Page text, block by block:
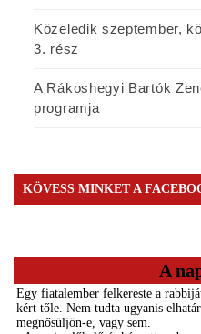
Közeledik szeptember,
3. rész
A Rákoshegyi Bartók
programja
KÖVESS MINKET A
A